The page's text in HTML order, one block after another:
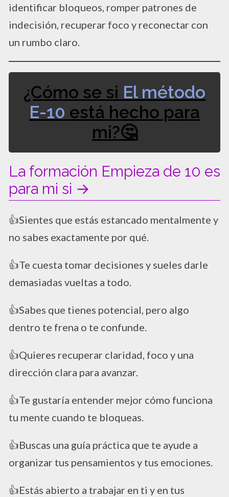
identificar bloqueos, romper patrones de
indecisión, recuperar foco y reconectar con
un rumbo claro.
¿Cómo se si El método
E-10 está hecho para
mi?🤔
La formación Empieza de 10 es
para mi si →
​👍Sientes que estás estancado mentalmente y
no sabes exactamente por qué.
​👍Te cuesta tomar decisiones y sueles darle
demasiadas vueltas a todo.
​👍Sabes que tienes potencial, pero algo
dentro te frena o te confunde.
​👍Quieres recuperar claridad, foco y una
dirección clara para avanzar.
​👍Te gustaría entender mejor cómo funciona
tu mente cuando te bloqueas.
​👍Buscas una guía práctica que te ayude a
organizar tus pensamientos y tus emociones.
​👍Estás abierto a trabajar en ti y en tus